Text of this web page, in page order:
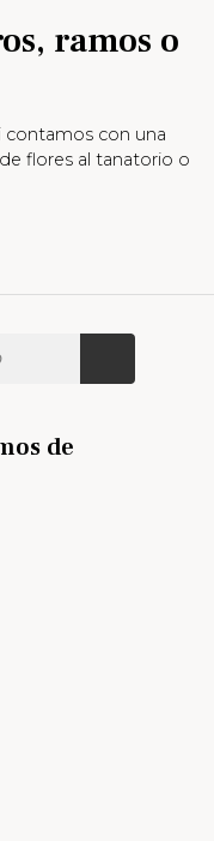
ramos o
contamos con una
flores al tanatorio o
de